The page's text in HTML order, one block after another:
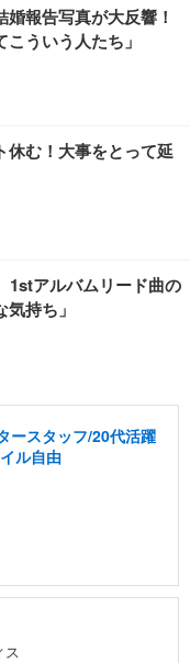
報告写真が大反響！
ういう人たち」
休む！大事をとって延
1stアルバムリード曲の
持ち」
ースタッフ/20代活躍
ル自由
ス